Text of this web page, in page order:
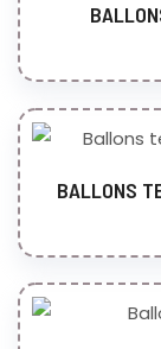
BALLONS